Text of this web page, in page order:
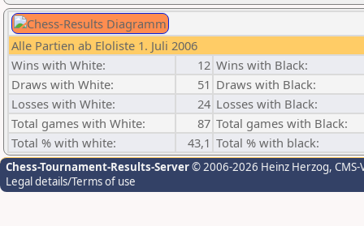
Alle Partien ab Eloliste 1. Juli 2006
Wins with White:
12 Wins with Black:
Draws with White:
51 Draws with Black:
Losses with White:
24 Losses with Black:
Total games with White:
87 Total games with Black:
Total % with white:
43,1 Total % with black:
Chess-Tournament-Results-Server© 2006-2026 Heinz Herzog,
Legal details/Terms of use